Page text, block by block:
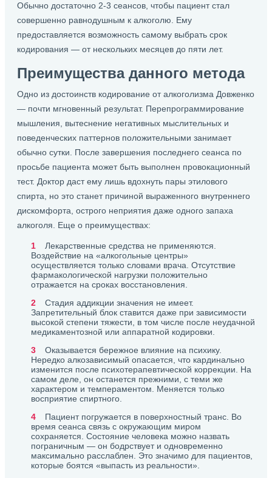
Обычно достаточно 2-3 сеансов, чтобы пациент стал
совершенно равнодушным к алкоголю. Ему
предоставляется возможность самому выбрать срок
кодирования — от нескольких месяцев до пяти лет.
Преимущества данного метода
Одно из достоинств кодирование от алкоголизма Довженко
— почти мгновенный результат. Перепрограммирование
мышления, вытеснение негативных мыслительных и
поведенческих паттернов положительными занимает
обычно сутки. После завершения последнего сеанса по
просьбе пациента может быть выполнен провокационный
тест. Доктор даст ему лишь вдохнуть пары этилового
спирта, но это станет причиной выраженного внутреннего
дискомфорта, острого неприятия даже одного запаха
алкоголя. Еще о преимуществах:
Лекарственные средства не применяются.
Воздействие на «алкогольные центры»
осуществляется только словами врача. Отсутствие
фармакологической нагрузки положительно
отражается на сроках восстановления.
Стадия аддикции значения не имеет.
Запретительный блок ставится даже при зависимости
высокой степени тяжести, в том числе после неудачной
медикаментозной или аппаратной кодировки.
Оказывается бережное влияние на психику.
Нередко алкозависимый опасается, что кардинально
изменится после психотерапевтической коррекции. На
самом деле, он останется прежними, с теми же
характером и темпераментом. Меняется только
восприятие спиртного.
Пациент погружается в поверхностный транс. Во
время сеанса связь с окружающим миром
сохраняется. Состояние человека можно назвать
пограничным — он бодрствует и одновременно
максимально расслаблен. Это значимо для пациентов,
которые боятся «выпасть из реальности».